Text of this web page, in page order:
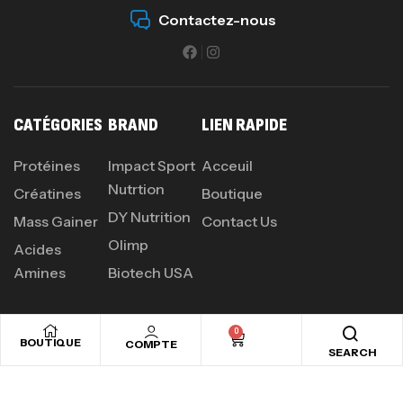
Autres
د.ت
7Nutrition
د.ت150
Protein Matrix – 2000g – 7Nutrition
PROTEIN
د.ت
GH SURGE 90 CAPSULES
د.ت
BOUTIQUE COMPTE
0
SEARCH
Contactez-nous
CATÉGORIES
Protéines
Créatines
Mass Gainer
Acides
Amines
BRAND
Impact Sport
Nutrtion
DY Nutrition
Olimp
Biotech USA
LIEN RAPIDE
Acceuil
Boutique
Contact Us